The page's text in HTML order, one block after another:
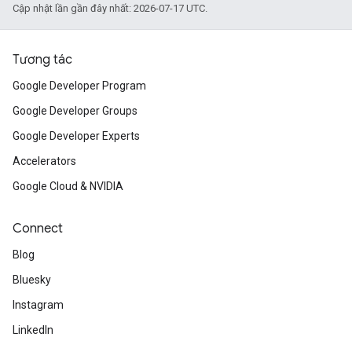
Cập nhật lần gần đây nhất: 2026-07-17 UTC.
Tương tác
Google Developer Program
Google Developer Groups
Google Developer Experts
Accelerators
Google Cloud & NVIDIA
Connect
Blog
Bluesky
Instagram
LinkedIn